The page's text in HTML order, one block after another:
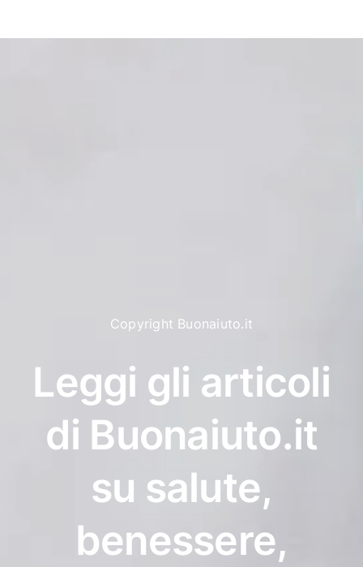
Copyright Buonaiuto.it
Leggi gli articoli
di Buonaiuto.it
su salute,
benessere,